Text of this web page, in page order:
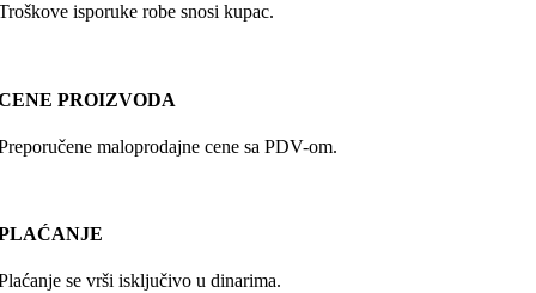
isporuke robe snosi kupac.
PROIZVODA
maloprodajne cene sa PDV-om.
se vrši isključivo u dinarima.